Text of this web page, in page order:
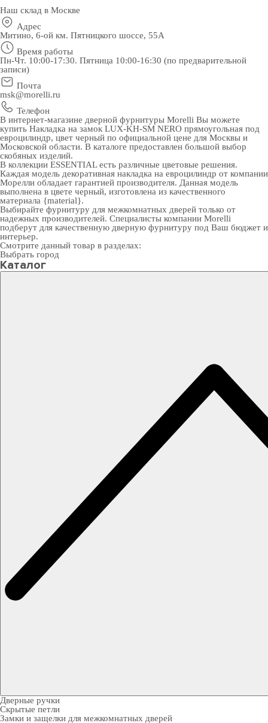
Наш склад в Москве
Адрес
Митино, 6-ой км. Пятницкого шоссе, 55А
Время работы
Пн-Чт. 10:00-17:30. Пятница 10:00-16:30 (по предварительной
записи)
Почта
msk@morelli.ru
Телефон
В интернет-магазине дверной фурнитуры Morelli Вы можете
купить Накладка на замок LUX-KH-SM NERO прямоугольная под
евроцилиндр, цвет черный по официальной цене для Москвы и
Московской области. В каталоге предоставлен большой выбор
скобяных изделий.
В коллекции ESSENTIAL есть различные цветовые решения.
Каждая модель декоративная накладка на евроцилиндр от компании
Морелли обладает гарантией производителя. Данная модель
выполнена в цвете черный, изготовлена из качественного
материала {material}.
Выбирайте фурнитуру для межкомнатных дверей только от
надежных производителей. Специалисты компании Morelli
подберут для качественную дверную фурнитуру под Ваш бюджет и
интерьер.
Смотрите данный товар в разделах:
Выбрать город
Каталог
Дверные ручки
Скрытые петли
Замки и защелки для межкомнатных дверей